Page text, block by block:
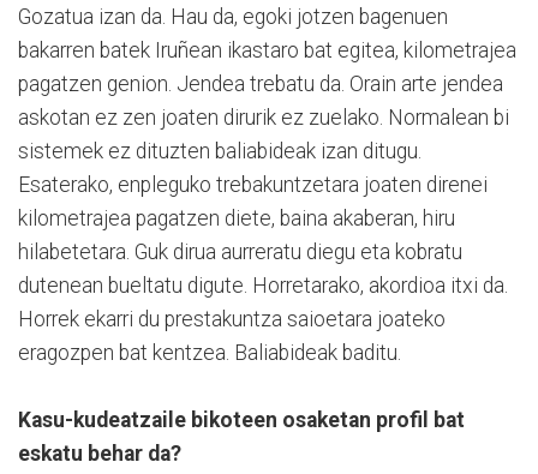
Gozatua izan da. Hau da, egoki jotzen bagenuen
bakarren batek Iruñean ikastaro bat egitea, kilometrajea
pagatzen genion. Jendea trebatu da. Orain arte jendea
askotan ez zen joaten dirurik ez zuelako. Normalean bi
sistemek ez dituzten baliabideak izan ditugu.
Esaterako, enpleguko trebakuntzetara joaten direnei
kilometrajea pagatzen diete, baina akaberan, hiru
hilabetetara. Guk dirua aurreratu diegu eta kobratu
dutenean bueltatu digute. Horretarako, akordioa itxi da.
Horrek ekarri du prestakuntza saioetara joateko
eragozpen bat kentzea. Baliabideak baditu.
Kasu-kudeatzaile bikoteen osaketan profil bat
eskatu behar da?